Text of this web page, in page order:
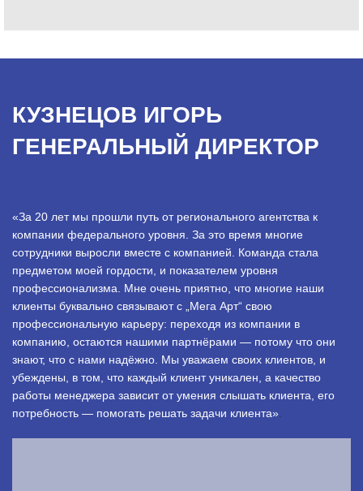
КУЗНЕЦОВ ИГОРЬ
ГЕНЕРАЛЬНЫЙ ДИРЕКТОР
«За 20 лет мы прошли путь от регионального агентства к
компании федерального уровня. За это время многие
сотрудники выросли вместе с компанией. Команда стала
предметом моей гордости, и показателем уровня
профессионализма. Мне очень приятно, что многие наши
клиенты буквально связывают с „Мега Арт“ свою
профессиональную карьеру: переходя из компании в
компанию, остаются нашими партнёрами — потому что они
знают, что с нами надёжно. Мы уважаем своих клиентов, и
убеждены, в том, что каждый клиент уникален, а качество
работы менеджера зависит от умения слышать клиента, его
потребность — помогать решать задачи клиента».